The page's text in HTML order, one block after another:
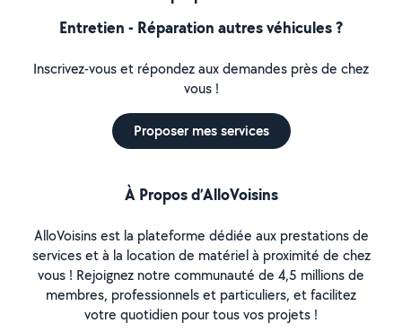
Entretien - Réparation autres véhicules ?
Inscrivez-vous et répondez aux demandes près de chez
vous !
Proposer mes services
À Propos d’AlloVoisins
AlloVoisins est la plateforme dédiée aux prestations de
services et à la location de matériel à proximité de chez
vous ! Rejoignez notre communauté de 4,5 millions de
membres, professionnels et particuliers, et facilitez
votre quotidien pour tous vos projets !